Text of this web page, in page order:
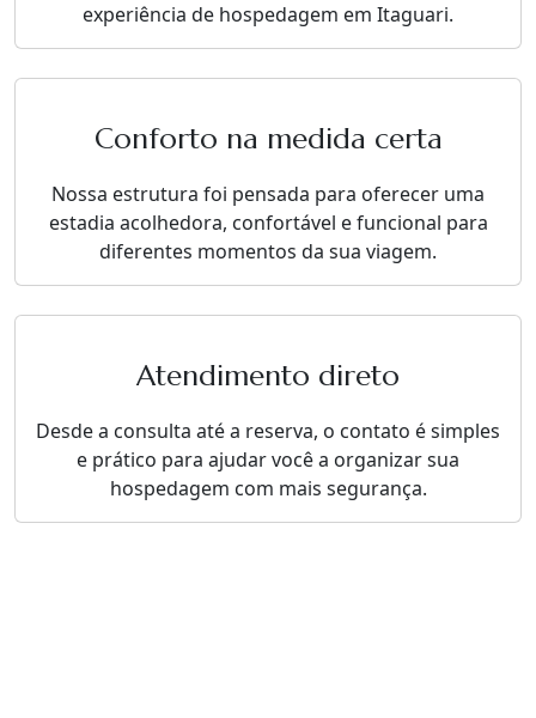
experiência de hospedagem em Itaguari.
Conforto na medida certa
Nossa estrutura foi pensada para oferecer uma
estadia acolhedora, confortável e funcional para
diferentes momentos da sua viagem.
Atendimento direto
Desde a consulta até a reserva, o contato é simples
e prático para ajudar você a organizar sua
hospedagem com mais segurança.